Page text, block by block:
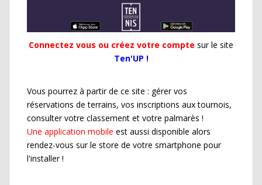
Connectez vous ou créez votre compte sur le site
Ten'UP !
Vous pourrez à partir de ce site : gérer vos
réservations de terrains, vos inscriptions aux tournois,
consulter votre classement et votre palmarès !
Une application mobile est aussi disponible alors
rendez-vous sur le store de votre smartphone pour
l'installer !